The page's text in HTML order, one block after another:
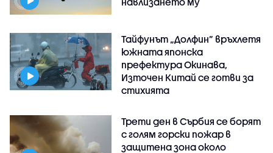
Тайфунът „Долфин” връхлетя
южната японска
префектура Окинава,
Източен Китай се готви за
стихията
Трети ден в Сърбия се борят
с голям горски пожар в
защитена зона около